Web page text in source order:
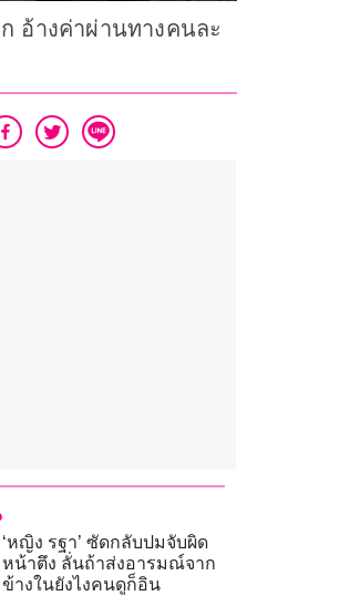
อ้างค่าผ่านทางคนละ
‘หญิง รฐา’ ซัดกลับปมจับผิด
หน้าตึง ลั่นถ้าส่งอารมณ์จาก
ข้างในยังไงคนดูก็อิน